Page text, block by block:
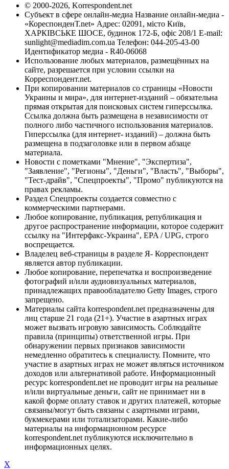
© 2000-2026, Korrespondent.net
Субъект в сфере онлайн-медиа Название онлайн-медиа -
«КореспонденТ.net» Адрес: 02091, місто Київ,
ХАРКІВСЬКЕ ШОСЕ, будинок 172-Б, офіс 208/1 E-mail:
sunlight@mediadim.com.ua Телефон: 044-205-43-00
Идентификатор медиа - R40-06068
Использование любых материалов, размещённых на
сайте, разрешается при условии ссылки на
Корреспондент.net.
При копировании материалов со страницы «Новости
Украины и мира», для интернет-изданий – обязательна
прямая открытая для поисковых систем гиперссылка.
Ссылка должна быть размещена в независимости от
полного либо частичного использования материалов.
Гиперссылка (для интернет- изданий) – должна быть
размещена в подзаголовке или в первом абзаце
материала.
Новости с пометками "Мнение", "Экспертиза",
"Заявление", "Регионы", "Деньги", "Власть", "Выборы",
"Тест-драйв", "Спецпроекты", "Промо" публикуются на
правах рекламы.
Раздел Спецпроекты создается совместно с
коммерческими партнерами.
Любое копирование, публикация, републикация и
другое распространение информации, которое содержит
ссылку на "Интерфакс-Украина", EPA / UPG, строго
воспрещается.
Владелец веб-страницы в разделе Я- Корреспондент
является автор публикации.
Любое копирование, перепечатка и воспроизведение
фотографий и/или аудиовизуальных материалов,
принадлежащих правообладателю Getty Images, строго
запрещено.
Материалы сайта korrespondent.net предназначены для
лиц старше 21 года (21+). Участие в азартных играх
может вызвать игровую зависимость. Соблюдайте
правила (принципы) ответственной игры. При
обнаружении первых признаков зависимости
немедленно обратитесь к специалисту. Помните, что
участие в азартных играх не может являться источником
доходов или альтернативой работе. Информационный
ресурс korrespondent.net не проводит игры на реальные
и/или виртуальные деньги, сайт не принимает ни в
какой форме оплату ставок и других платежей, которые
связаны/могут быть связаны с азартными играми,
букмекерами или тотализаторами. Какие-либо
материалы на информационном ресурсе
korrespondent.net публикуются исключительно в
информационных целях.
X